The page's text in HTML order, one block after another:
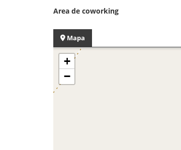
Area de coworking
Mapa
+
−